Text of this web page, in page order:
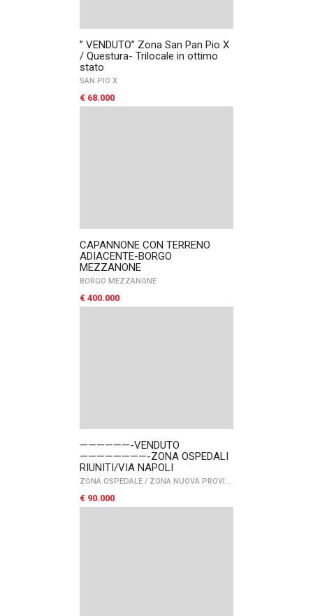
” VENDUTO” Zona San Pan Pio X
/ Questura- Trilocale in ottimo
stato
SAN PIO X
€ 68.000
CAPANNONE CON TERRENO
ADIACENTE-BORGO
MEZZANONE
BORGO MEZZANONE
€ 400.000
——————-VENDUTO
————————-ZONA OSPEDALI
RIUNITI/VIA NAPOLI
ZONA OSPEDALE / ZONA NUOVA PROVINCIA
€ 90.000